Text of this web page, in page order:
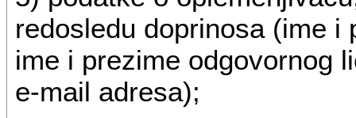
redosledu doprinosa (ime
ime i prezime odgovornog
e-mail adresa);